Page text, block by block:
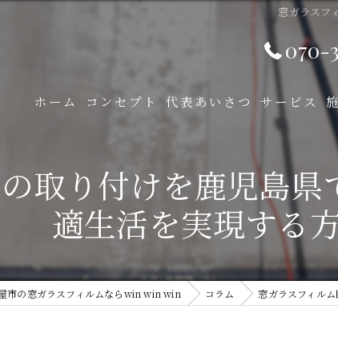
窓ガラスフ
070-
ホーム コンセプト 代表あいさつ サービス
取り付けを鹿児島
適生活を実現する
市の窓ガラスフィルムならwin win win コラム 窓ガラスフィル